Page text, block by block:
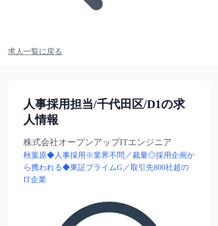
求人一覧に戻る
人事採用担当/千代田区/D1の求
人情報
株式会社オープンアップITエンジニア
秋葉原◆人事採用※業界不問／裁量◎採用企画か
ら携われる◆東証プライムG／取引先800社超の
IT企業